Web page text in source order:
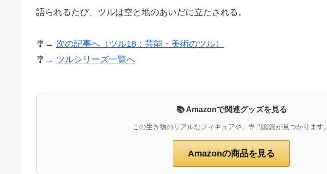
語られるたび、ツルは空と地のあいだに立たされる。
🎐→ 次の記事へ（ツル18：芸能・美術のツル）
🎐→ ツルシリーズ一覧へ
📚 Amazonで関連グッズを見る
この生き物のリアルなフィギュアや、専門図鑑が見つかります。
Amazonの商品を見る